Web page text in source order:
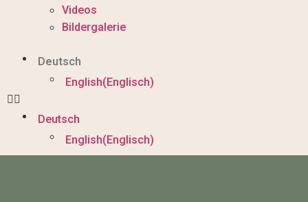
Videos
Bildergalerie
Deutsch
English(Englisch)
Deutsch
English(Englisch)